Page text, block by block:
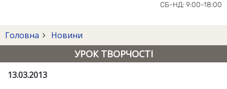
СБ-НД: 9:00-18:00
Головна Новини
УРОК ТВОРЧОСТІ
13.03.2013